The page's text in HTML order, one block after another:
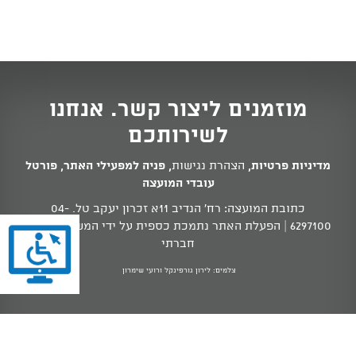
מוזמנים ליצור קשר. אנחנו
לשירותכם
מדיניות פרטיות, הצהרת נגישות, פניה למפעילי האתר, פורטל
עובדי המועצה
כתובת המועצה: רח' הנדיב 11א זכרון יעקב טל.
04-
6297100 | הפעלת האתר נתמכת כספית על ידי המשרד לשוויון
חברתי
צלמים: לירון גורפינקל ורועי שימרון